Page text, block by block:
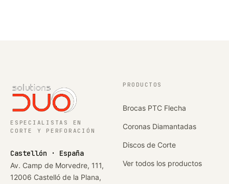
ESPECIALISTAS EN
CORTE Y PERFORACIÓN
Castellón · España
Av. Camp de Morvedre, 111,
12006 Castelló de la Plana,
PRODUCTOS
Brocas PTC Flecha
Coronas Diamantadas
Discos de Corte
Ver todos los productos